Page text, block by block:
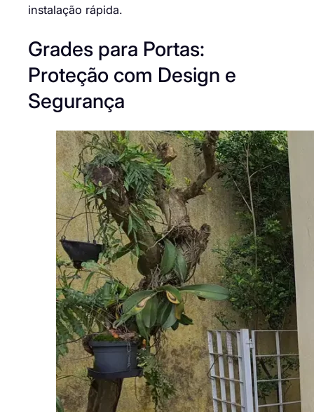
instalação rápida.
Grades para Portas:
Proteção com Design e
Segurança